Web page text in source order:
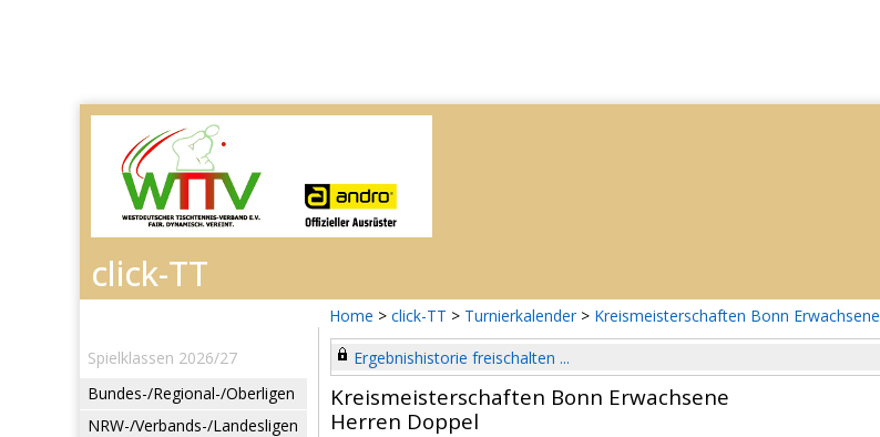
Home > click-TT > Turnierkalender > Kreismeisterschaften Bonn Erwachsene
Spielklassen 2026/27
Bundes-/Regional-/Oberligen
NRW-/Verbands-/Landesligen
Ergebnishistorie freischalten ...
Kreismeisterschaften Bonn Erwachsene
Herren Doppel